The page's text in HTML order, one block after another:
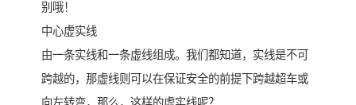
别哦！
中心虚实线
由一条实线和一条虚线组成。我们都知道，实线是不可
跨越的，那虚线则可以在保证安全的前提下跨越超车或